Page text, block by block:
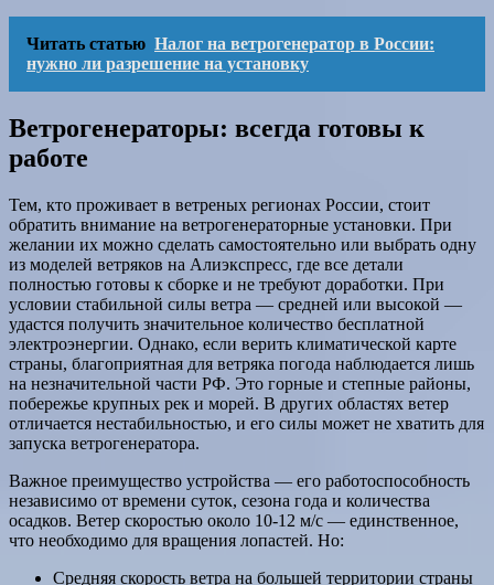
Читать статью Налог на ветрогенератор в России:
нужно ли разрешение на установку
Ветрогенераторы: всегда готовы к
работе
Тем, кто проживает в ветреных регионах России, стоит
обратить внимание на ветрогенераторные установки. При
желании их можно сделать самостоятельно или выбрать одну
из моделей ветряков на Алиэкспресс, где все детали
полностью готовы к сборке и не требуют доработки. При
условии стабильной силы ветра — средней или высокой —
удастся получить значительное количество бесплатной
электроэнергии. Однако, если верить климатической карте
страны, благоприятная для ветряка погода наблюдается лишь
на незначительной части РФ. Это горные и степные районы,
побережье крупных рек и морей. В других областях ветер
отличается нестабильностью, и его силы может не хватить для
запуска ветрогенератора.
Важное преимущество устройства — его работоспособность
независимо от времени суток, сезона года и количества
осадков. Ветер скоростью около 10-12 м/с — единственное,
что необходимо для вращения лопастей. Но:
Средняя скорость ветра на большей территории страны